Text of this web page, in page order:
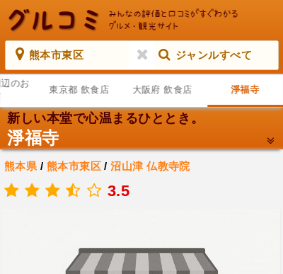
熊本市東区 ジャンルすべて
のお
東京都 飲食店 大阪府 飲食店 淨福寺
新しい本堂で心温まるひととき。
淨福寺
熊本県 / 熊本市東区/沼山津 仏教寺院
3.5